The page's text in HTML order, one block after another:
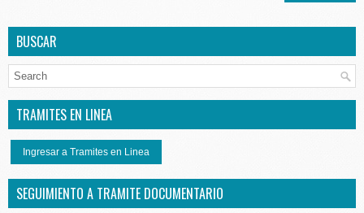
BUSCAR
TRAMITES EN LINEA
Ingresar a Tramites en Linea
SEGUIMIENTO A TRAMITE DOCUMENTARIO